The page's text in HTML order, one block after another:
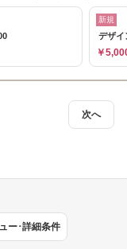
新規
デザ
￥
次へ
ー･詳細条件